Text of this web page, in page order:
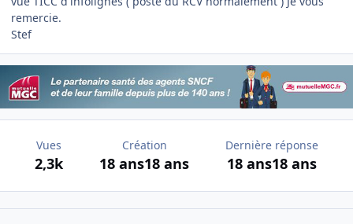
remercie.
Stef
Vues
2,3k
Création
18 ans18 ans
Dernière réponse
18 ans18 ans